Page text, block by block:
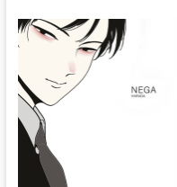
del
Hotel
Boichi